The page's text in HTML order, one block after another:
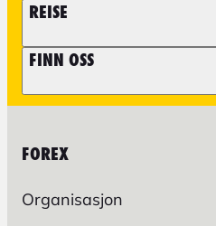
REISE
FINN OSS
FOREX
Organisasjon